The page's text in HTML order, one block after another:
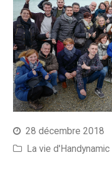
28 décembre 2018
La vie d'Handynamic